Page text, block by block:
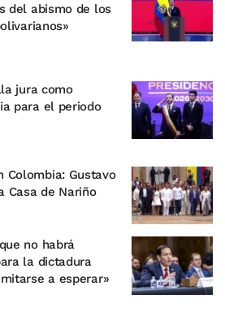
del abismo de los
jura como
para el periodo
Colombia: Gustavo
Casa de Nariño
no habrá
la dictadura
a esperar»